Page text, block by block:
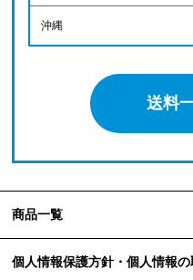
沖縄
送料
商品一覧
個人情報保護方針・個人情報